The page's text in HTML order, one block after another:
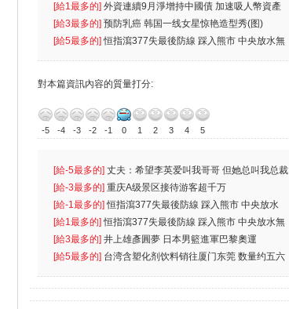
k）”项目
[給1最多的] 外資連續9月淨增持中國債 加速吸人幣資產
[給3最多的] 预防乳癌 韩国一线女星惊艳造型秀(图)
[給5最多的]恒指瀉377失最後防線 踩入熊市 中央放水無
對本篇資訊內容的質量打分:
-5 -4 -3 -2 -1 0 1 2 3 4 5
[給-5最多的] 丈夫：希望李英爱叫我哥哥 但她总叫我总裁
先
[給-3最多的] 重庆A级景区接待游客超千万
[給-1最多的]恒指瀉377失最後防線 踩入熊市 中央放水
無
[給1最多的]恒指瀉377失最後防線 踩入熊市 中央放水無
[給3最多的] 井上雄彥圓夢 日本男籃進軍巴黎奧運
[給5最多的] 台湾含塑化剂饮料销往厦门东莞 数量约五六